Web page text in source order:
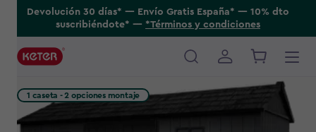
Devolución 30 días* ---- Envío Gratis España* ---- 10% dto
suscribiéndote* ---- *Términos y condiciones
Main
1 caseta - 2 opciones montaje